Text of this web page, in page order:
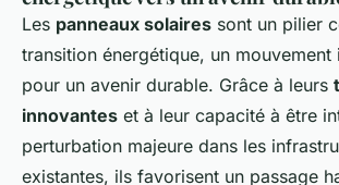
Les panneaux solaires sont un pilier
transition énergétique, un mouvement
pour un avenir durable. Grâce à leurs
innovantes et à leur capacité à être
perturbation majeure dans les
existantes, ils favorisent un passage